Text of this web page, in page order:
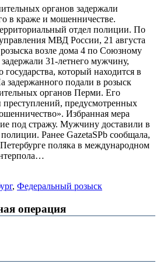
органов задержали
в краже и мошенничестве.
отдел полиции. По
МВД России, 21 августа
возле дома 4 по Союзному
31-летнего мужчину,
который находится в
задержанного подали в розыск
органов Перми. Его
предусмотренных
Избранная мера
под стражу. Мужчину доставили в
Ранее GazetaSPb сообщала,
поляка в международном
, Федеральный розыск
операция